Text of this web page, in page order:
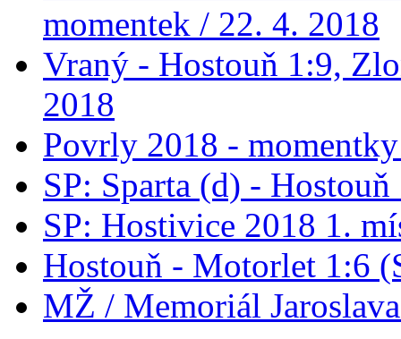
momentek / 22. 4. 2018
Vraný - Hostouň 1:9,
2018
Povrly 2018 -
SP: Sparta (d) - Hostouň
SP: Hostivice 2018 1.
Hostouň - Motorlet 1:6
MŽ / Memoriál